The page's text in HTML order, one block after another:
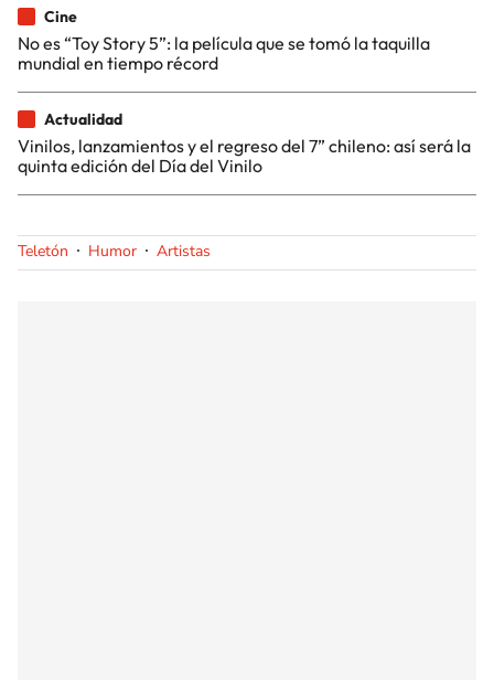
Cine
No es “Toy Story 5”: la película que se tomó la taquilla
mundial en tiempo récord
Actualidad
Vinilos, lanzamientos y el regreso del 7” chileno: así será la
quinta edición del Día del Vinilo
Teletón Humor Artistas